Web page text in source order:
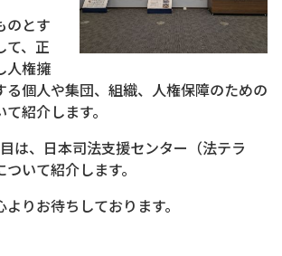
のとす
て、正
人権擁
る個人や集団、組織、人権保障のための
紹介します。
は、日本司法支援センター（法テラ
いて紹介します。
りお待ちしております。